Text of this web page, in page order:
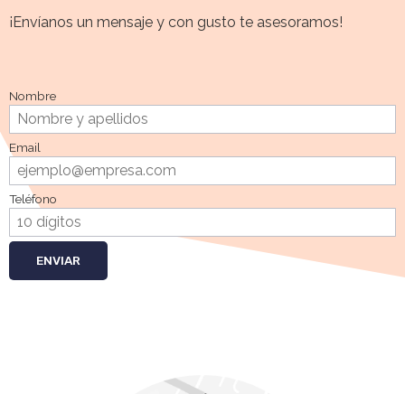
¡Envíanos un mensaje y con gusto te asesoramos!
Nombre
Email
Teléfono
ENVIAR